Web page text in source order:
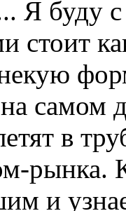
Я буду
стоит
самом
в
рынка.
и